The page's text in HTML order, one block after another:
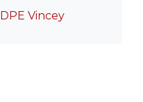
DPE Vincey